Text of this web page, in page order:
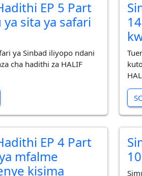
EP 5 Part
ya sita ya safari
ya Sinbad iliyopo ndani
cha hadithi za HALIF
EP 4 Part
mfalme
kisima